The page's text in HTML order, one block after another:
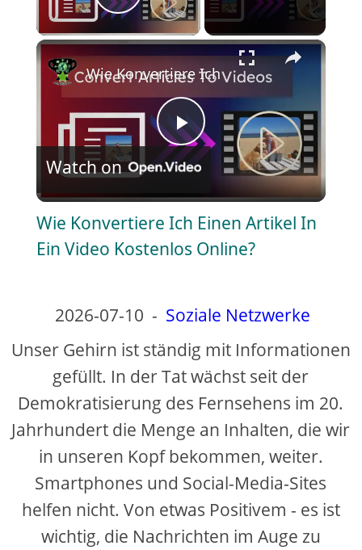
Play Video
×
P
l
a
V
i
d
e
o
Wie Konvertiere Ich Einen Artikel In Ein
Watch on
Wie Konvertiere Ich Einen Artikel In
Ein Video Kostenlos Online?
2026-07-10 - Soziale Netzwerke
Unser Gehirn ist ständig mit Informationen
gefüllt. In der Tat wächst seit der
Demokratisierung des Fernsehens im 20.
Jahrhundert die Menge an Inhalten, die wir
in unseren Kopf bekommen, weiter.
Smartphones und Social-Media-Sites
helfen nicht. Von etwas Positivem - es ist
wichtig, die Nachrichten im Auge zu